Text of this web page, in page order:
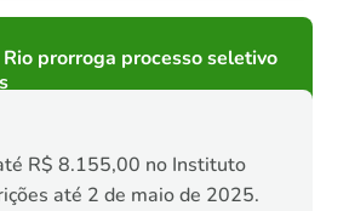
prorroga processo seletivo
R$ 8.155,00 no Instituto
até 2 de maio de 2025.